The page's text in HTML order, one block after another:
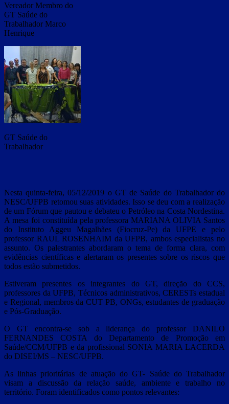
Vereador Membro do
GT Saúde do
Trabalhador Marco
Henrique
GT Saúde do
Trabalhador
Nesta quinta-feira, 05/12/2019 o GT de Saúde do Trabalhador do
NESC/UFPB retomou suas atividades. Isso se deu com a realização
de um Fórum que pautou e debateu o Petróleo na Costa Nordestina.
A mesa foi constituída pela professora MARIANA OLIVIA Santos
do Instituto Aggeu Magalhães (Fiocruz-Pe) da UFPE e pelo
professor RAUL ROSENHAIM da UFPB, ambos especialistas no
assunto. Os palestrantes abordaram o tema de forma clara, com
evidências científicas e alertaram os presentes sobre os riscos que
todos estão submetidos.
Estiveram presentes os integrantes do GT, direção do CCS,
professores da UFPB, Técnicos administrativos, CERESTs estadual
e Regional, membros da CUT PB, ONGs, estudantes de graduação
e Pós-Graduação.
O GT encontra-se sob a liderança do professor DANILO
FERNANDES COSTA do Departamento de Promoção em
Saúde/CCM/UFPB e da profissional SONIA MARIA LACERDA
do DISEI/MS – NESC/UFPB.
As linhas prioritárias de atuação do GT- Saúde do Trabalhador
visam a discussão da relação saúde, ambiente e trabalho no
território. Foram identificados como pontos relevantes: